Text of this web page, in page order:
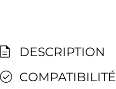
DESCRIPTION
COMPATIBILITÉ